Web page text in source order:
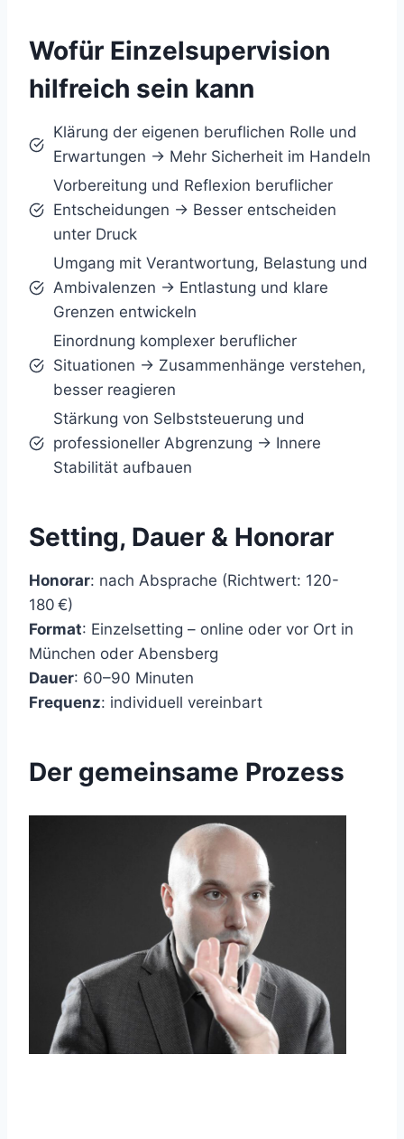
Wofür Einzelsupervision
hilfreich sein kann
Klärung der eigenen beruflichen Rolle und
Erwartungen → Mehr Sicherheit im Handeln
Vorbereitung und Reflexion beruflicher
Entscheidungen → Besser entscheiden
unter Druck
Umgang mit Verantwortung, Belastung und
Ambivalenzen → Entlastung und klare
Grenzen entwickeln
Einordnung komplexer beruflicher
Situationen → Zusammenhänge verstehen,
besser reagieren
Stärkung von Selbststeuerung und
professioneller Abgrenzung → Innere
Stabilität aufbauen
Setting, Dauer & Honorar
Honorar: nach Absprache (Richtwert: 120-
180 €)
Format: Einzelsetting – online oder vor Ort in
München oder Abensberg
Dauer: 60–90 Minuten
Frequenz: individuell vereinbart
Der gemeinsame Prozess